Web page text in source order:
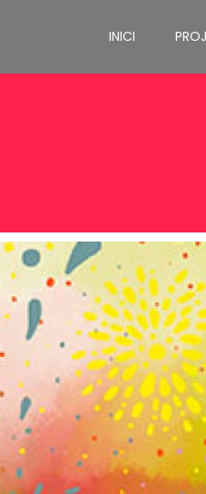
INICI